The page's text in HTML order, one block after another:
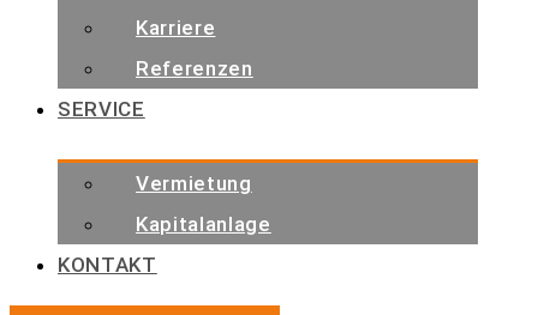
Karriere
Referenzen
SERVICE
Vermietung
Kapitalanlage
KONTAKT